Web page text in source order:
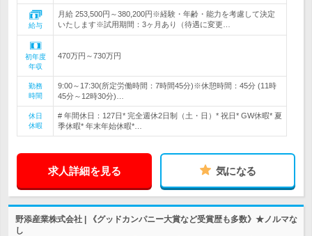
給与
月給 253,500円～380,200円※経験・年齢・能力を考慮して決定
いたします※試用期間：3ヶ月あり（待遇に変更…
初年度
年収
470万円～730万円
勤務
時間
9:00～17:30(所定労働時間：7時間45分)※休憩時間：45分 (11時
45分～12時30分)…
休日
休暇
# 年間休日：127日* 完全週休2日制（土・日）* 祝日* GW休暇* 夏
季休暇* 年末年始休暇*…
求人詳細を見る 気になる
野添産業株式会社 | 《グッドカンパニー大賞など受賞歴も多数》★ノルマな
し